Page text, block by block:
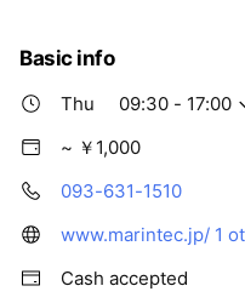
Basic info
Thu
09:30 - 17:00
~ ￥1,000
093-631-1510
www.marintec.jp/ 1
Cash accepted